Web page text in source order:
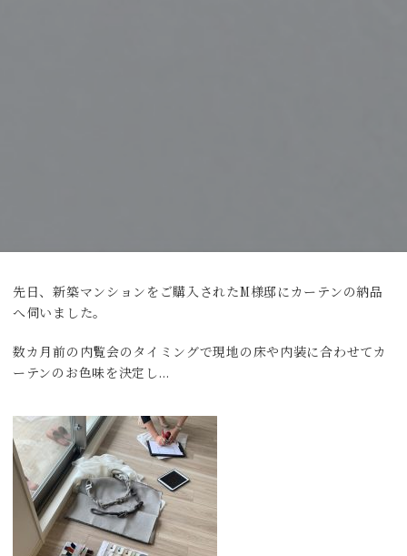
先日、新築マンションをご購入されたM様邸にカーテンの納品
へ伺いました。
数カ月前の内覧会のタイミングで現地の床や内装に合わせてカ
ーテンのお色味を決定し…